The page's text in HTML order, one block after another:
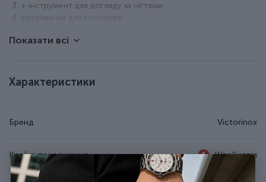
+ інструмент для догляду за нігтями;
відкривачка для консервів;
відкривачка для пляшок;
шило;
Особливості ножа Victorinox 2.3801.63
Легка вага - 54 г.
Компактний розмір - 85 x 28 x 17,5 мм.
11 функцій.
Показати всі
Характеристики
Бренд Victorinox
Країна походження Швейцарія